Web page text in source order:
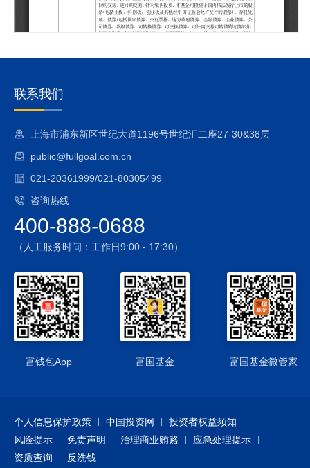
联系我们
上海市浦东新区世纪大道1196号世纪汇二座27-30&38层
public@fullgoal.com.cn
021-20361999/021-80305499
咨询热线
400-888-0688
（人工服务时间：工作日9:00 - 17:30）
富钱包App 富国基金 富国基金微管家
个人信息保护政策 中国投资网
投资者权益须知
风险提示
免责声明 治理商业贿赂
应急处理提示
资质查询
反洗钱